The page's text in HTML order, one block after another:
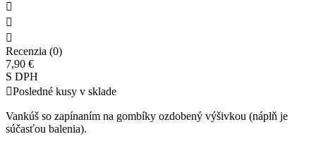



Recenzia (0)
7,90 €
S DPH
Posledné kusy v sklade
Vankúš so zapínaním na gombíky ozdobený výšivkou (náplň je
súčasťou balenia).